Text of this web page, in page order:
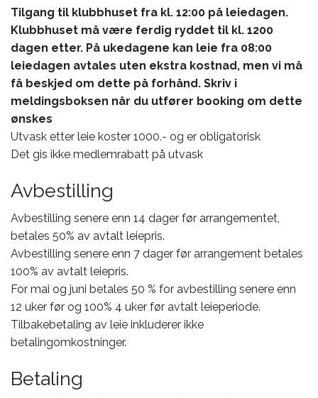
Tilgang til klubbhuset fra kl. 12:00 på leiedagen.
Klubbhuset må være ferdig ryddet til kl. 1200
dagen etter. På ukedagene kan leie fra 08:00
leiedagen avtales uten ekstra kostnad, men vi må
få beskjed om dette på forhånd. Skriv i
meldingsboksen når du utfører booking om dette
ønskes
Utvask etter leie koster 1000.- og er obligatorisk
Det gis ikke medlemrabatt på utvask
Avbestilling
Avbestilling senere enn 14 dager før arrangementet,
betales 50% av avtalt leiepris.
Avbestilling senere enn 7 dager før arrangement betales
100% av avtalt leiepris.
For mai og juni betales 50 % for avbestilling senere enn
12 uker før og 100% 4 uker før avtalt leieperiode.
Tilbakebetaling av leie inkluderer ikke
betalingomkostninger.
Betaling